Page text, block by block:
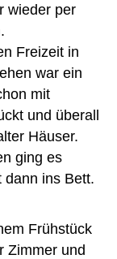
wieder per
Freizeit in
war ein
mit
und überall
Häuser.
ging es
dann ins Bett.
Frühstück
Zimmer und